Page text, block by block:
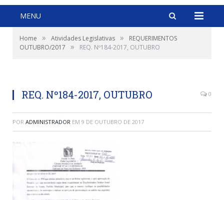
MENU
Home » Atividades Legislativas »
REQUERIMENTOS
OUTUBRO/2017
» REQ. Nº184-2017, OUTUBRO
REQ. Nº184-2017, OUTUBRO 0
POR ADMINISTRADOR EM 9 DE OUTUBRO DE 2017